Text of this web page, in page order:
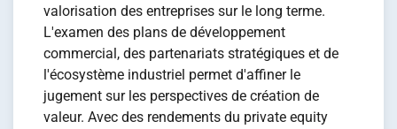
valorisation des entreprises sur le long terme.
L'examen des plans de développement
commercial, des partenariats stratégiques et de
l'écosystème industriel permet d'affiner le
jugement sur les perspectives de création de
valeur. Avec des rendements du private equity